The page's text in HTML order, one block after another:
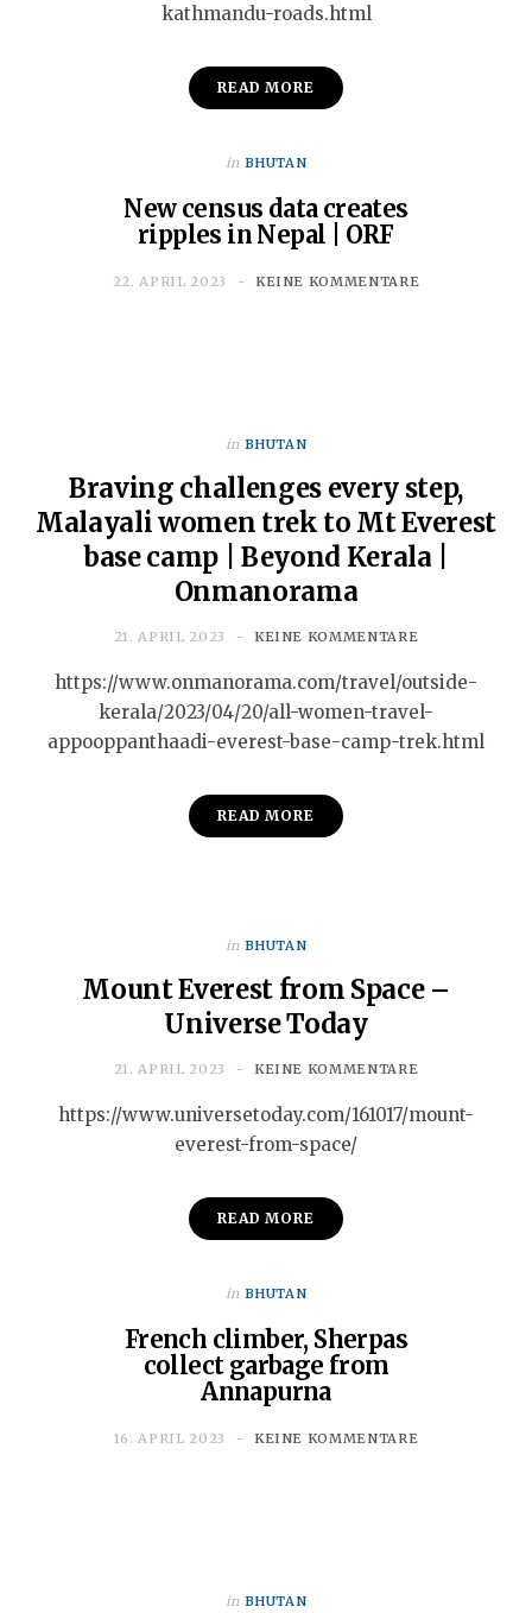
kathmandu-roads.html
READ MORE
in BHUTAN
New census data creates
ripples in Nepal | ORF
22. APRIL 2023 KEINE KOMMENTARE
in BHUTAN
Braving challenges every step,
Malayali women trek to Mt Everest
base camp | Beyond Kerala |
Onmanorama
21. APRIL 2023 KEINE KOMMENTARE
https://www.onmanorama.com/travel/outside-
kerala/2023/04/20/all-women-travel-
appooppanthaadi-everest-base-camp-trek.html
READ MORE
in BHUTAN
Mount Everest from Space –
Universe Today
21. APRIL 2023 KEINE KOMMENTARE
https://www.universetoday.com/161017/mount-
everest-from-space/
READ MORE
in BHUTAN
French climber, Sherpas
collect garbage from
Annapurna
16. APRIL 2023 KEINE KOMMENTARE
in BHUTAN